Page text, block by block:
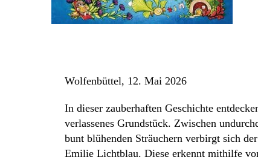
Wolfenbüttel, 12. Mai 2026
In dieser zauberhaften Geschichte
verlassenes Grundstück. Zwischen
bunt blühenden Sträuchern verbirgt sich
Emilie Lichtblau. Diese erkennt mithilfe